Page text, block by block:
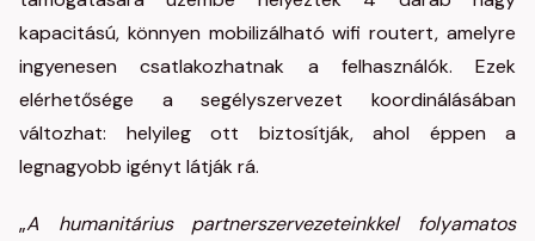
kapacitású, könnyen mobilizálható wifi routert, amelyre
ingyenesen csatlakozhatnak a felhasználók. Ezek
elérhetősége a segélyszervezet koordinálásában
változhat: helyileg ott biztosítják, ahol éppen a
legnagyobb igényt látják rá.
„A humanitárius partnerszervezeteinkkel folyamatos